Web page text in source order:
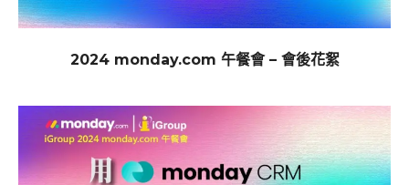
2024 monday.com 午餐會 – 會後花絮